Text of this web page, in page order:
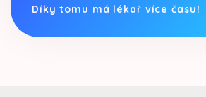
Díky tomu má lékař více času!